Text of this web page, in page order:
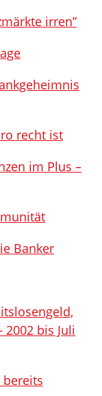
irren”
recht ist
im Plus –
Banker
2002 bis Juli